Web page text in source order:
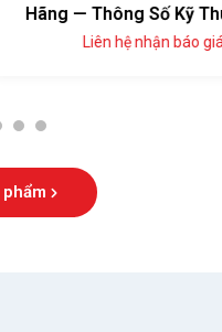
Hãng — Thông Số Kỹ
Đủ, Giá Tốt
Liên hệ nhận báo giá
6 7